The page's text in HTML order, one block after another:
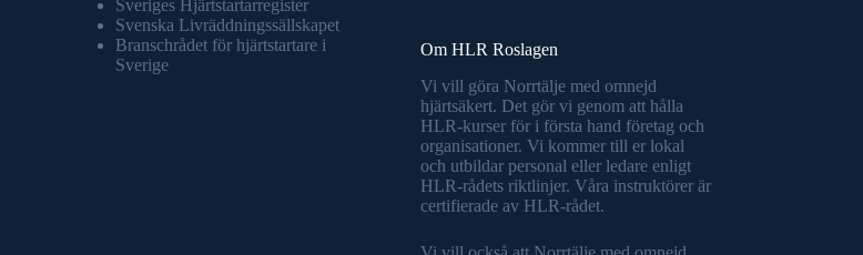
Sveriges Hjärtstartarregister
Svenska Livräddningssällskapet
Branschrådet för hjärtstartare i
Sverige
Om HLR Roslagen
Vi vill göra Norrtälje med omnejd
hjärtsäkert. Det gör vi genom att hålla
HLR-kurser för i första hand företag och
organisationer. Vi kommer till er lokal
och utbildar personal eller ledare enligt
HLR-rådets riktlinjer. Våra instruktörer är
certifierade av HLR-rådet.